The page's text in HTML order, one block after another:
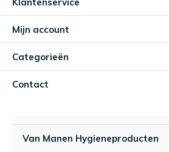
Mijn account
Categorieën
Contact
Van Manen Hygieneproducten